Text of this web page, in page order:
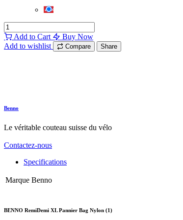
Add to Cart
Buy Now
Add to wishlist
Compare Share
Benno
Le véritable couteau suisse du vélo
Contactez-nous
Specifications
Marque Benno
BENNO RemiDemi XL Pannier Bag Nylon (1)